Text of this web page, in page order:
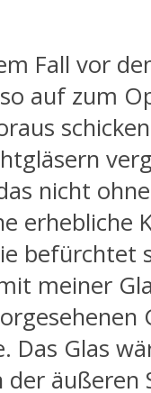
Fall vor
auf zum
nicht
erhebliche
befürchtet
meiner
Das Glas
äußeren